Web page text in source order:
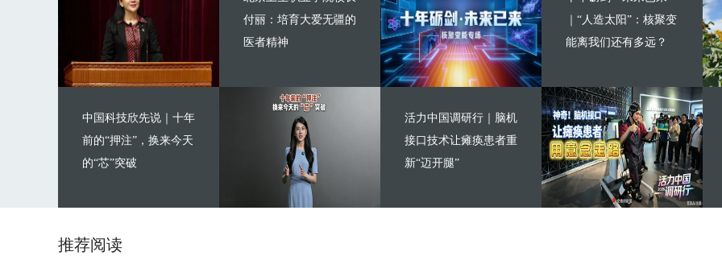
付丽：培育大爱无疆的
医者精神
中国科技欣先说｜十年
前的“押注”，换来今天
的“芯”突破
｜“人造太阳”：核聚变
能离我们还有多远？
活力中国调研行｜脑机
接口技术让瘫痪患者重
新“迈开腿”
推荐阅读